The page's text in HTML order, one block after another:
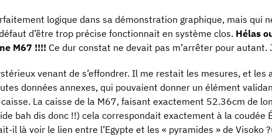
logique dans sa démonstration graphique, mais qui
d’être trop précise fonctionnait en système clos. Hélas
M67 !!!! Ce dur constat ne devait pas m’arrêter pour autant.
venant de s’effondrer. Il me restait les mesures, et les
données annexes, qui pouvaient donner un élément
La caisse de la M67, faisant exactement 52.36cm de
bah dis donc !!) cela correspondait exactement à la coudée
il là voir le lien entre l’Egypte et les « pyramides » de Visoko